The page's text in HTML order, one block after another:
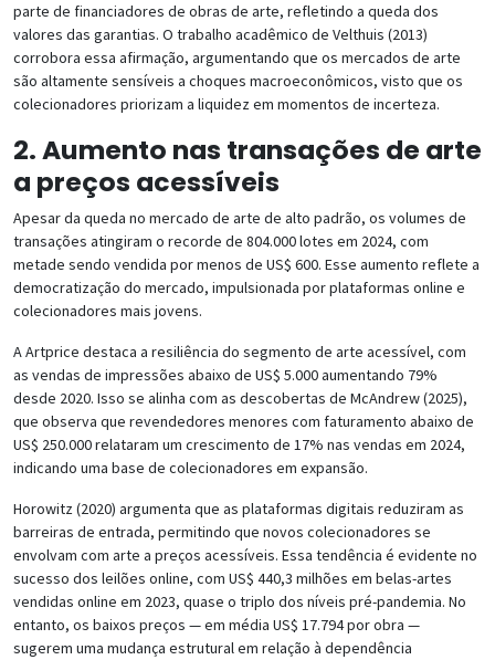
parte de financiadores de obras de arte, refletindo a queda dos
valores das garantias. O trabalho acadêmico de Velthuis (2013)
corrobora essa afirmação, argumentando que os mercados de arte
são altamente sensíveis a choques macroeconômicos, visto que os
colecionadores priorizam a liquidez em momentos de incerteza.
2. Aumento nas transações de arte
a preços acessíveis
Apesar da queda no mercado de arte de alto padrão, os volumes de
transações atingiram o recorde de 804.000 lotes em 2024, com
metade sendo vendida por menos de US$ 600. Esse aumento reflete a
democratização do mercado, impulsionada por plataformas online e
colecionadores mais jovens.
A Artprice destaca a resiliência do segmento de arte acessível, com
as vendas de impressões abaixo de US$ 5.000 aumentando 79%
desde 2020. Isso se alinha com as descobertas de McAndrew (2025),
que observa que revendedores menores com faturamento abaixo de
US$ 250.000 relataram um crescimento de 17% nas vendas em 2024,
indicando uma base de colecionadores em expansão.
Horowitz (2020) argumenta que as plataformas digitais reduziram as
barreiras de entrada, permitindo que novos colecionadores se
envolvam com arte a preços acessíveis. Essa tendência é evidente no
sucesso dos leilões online, com US$ 440,3 milhões em belas-artes
vendidas online em 2023, quase o triplo dos níveis pré-pandemia. No
entanto, os baixos preços — em média US$ 17.794 por obra —
sugerem uma mudança estrutural em relação à dependência